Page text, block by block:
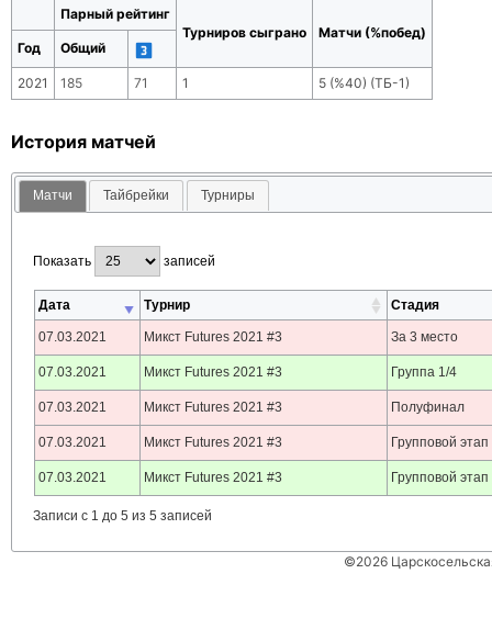
Парный рейтинг
Турниров сыграно
Матчи (%побед)
Год
Общий
2021 185 71 1 5 (%40) (ТБ-1)
История матчей
Матчи Тайбрейки Турниры
Показать записей
Дата Турнир Стадия
07.03.2021 Микст Futures 2021 #3 За 3 место
07.03.2021 Микст Futures 2021 #3 Группа 1/4
07.03.2021 Микст Futures 2021 #3 Полуфинал
07.03.2021 Микст Futures 2021 #3 Групповой этап
07.03.2021 Микст Futures 2021 #3 Групповой этап
Записи с 1 до 5 из 5 записей
©2026